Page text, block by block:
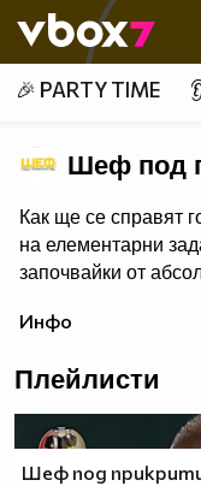
👾
🎉 PARTY TIME
Шеф под
Как ще се справят
на елементарни
започвайки от
Инфо
Плейлисти
Шеф под